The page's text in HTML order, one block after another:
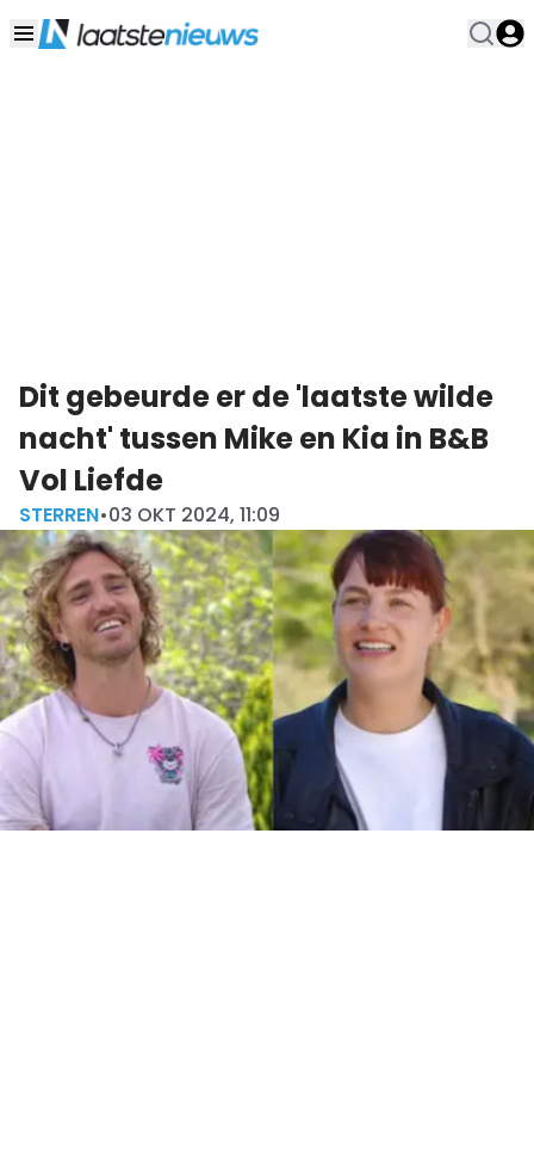
Dit gebeurde er de 'laatste wilde
nacht' tussen Mike en Kia in B&B
Vol Liefde
STERREN•03 OKT 2024, 11:09